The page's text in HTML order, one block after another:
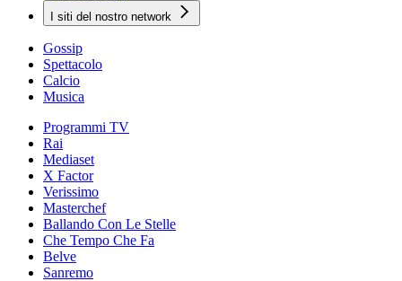
I siti del nostro network
Gossip
Spettacolo
Calcio
Musica
Programmi TV
Rai
Mediaset
X Factor
Verissimo
Masterchef
Ballando Con Le Stelle
Che Tempo Che Fa
Belve
Sanremo